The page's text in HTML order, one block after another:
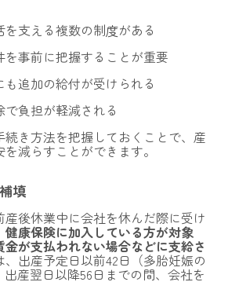
を支える複数の制度がある
を事前に把握することが重要
も追加の給付が受けられる
で負担が軽減される
続き方法を把握しておくことで、産
減らすことができます。
填
産後休業中に会社を休んだ際に受け
健康保険に加入している方が対象
が支払われない場合などに支給さ
、出産予定日以前42日（多胎妊娠の
産翌日以降56日までの間、会社を